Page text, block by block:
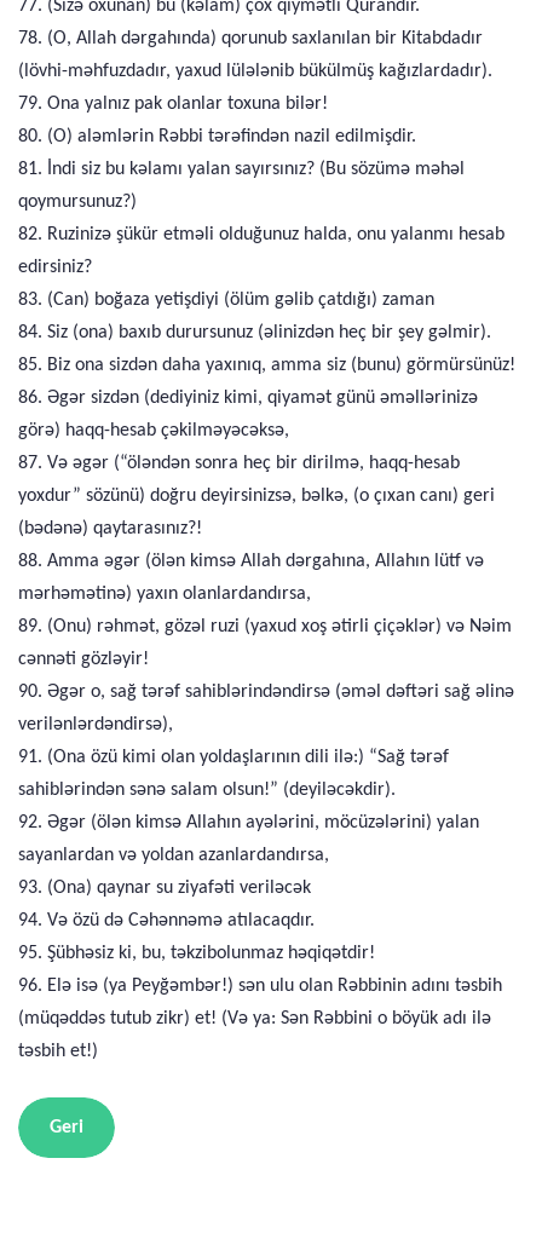
77. (Sizə oxunan) bu (kəlam) çox qiymətli Qurandır.
78. (O, Allah dərgahında) qorunub saxlanılan bir Kitabdadır
(lövhi-məhfuzdadır, yaxud lülələnib bükülmüş kağızlardadır).
79. Ona yalnız pak olanlar toxuna bilər!
80. (O) aləmlərin Rəbbi tərəfindən nazil edilmişdir.
81. İndi siz bu kəlamı yalan sayırsınız? (Bu sözümə məhəl
qoymursunuz?)
82. Ruzinizə şükür etməli olduğunuz halda, onu yalanmı hesab
edirsiniz?
83. (Can) boğaza yetişdiyi (ölüm gəlib çatdığı) zaman
84. Siz (ona) baxıb durursunuz (əlinizdən heç bir şey gəlmir).
85. Biz ona sizdən daha yaxınıq, amma siz (bunu) görmürsünüz!
86. Əgər sizdən (dediyiniz kimi, qiyamət günü əməllərinizə
görə) haqq-hesab çəkilməyəcəksə,
87. Və əgər (“öləndən sonra heç bir dirilmə, haqq-hesab
yoxdur” sözünü) doğru deyirsinizsə, bəlkə, (o çıxan canı) geri
(bədənə) qaytarasınız?!
88. Amma əgər (ölən kimsə Allah dərgahına, Allahın lütf və
mərhəmətinə) yaxın olanlardandırsa,
89. (Onu) rəhmət, gözəl ruzi (yaxud xoş ətirli çiçəklər) və Nəim
cənnəti gözləyir!
90. Əgər o, sağ tərəf sahiblərindəndirsə (əməl dəftəri sağ əlinə
verilənlərdəndirsə),
91. (Ona özü kimi olan yoldaşlarının dili ilə:) “Sağ tərəf
sahiblərindən sənə salam olsun!” (deyiləcəkdir).
92. Əgər (ölən kimsə Allahın ayələrini, möcüzələrini) yalan
sayanlardan və yoldan azanlardandırsa,
93. (Ona) qaynar su ziyafəti veriləcək
94. Və özü də Cəhənnəmə atılacaqdır.
95. Şübhəsiz ki, bu, təkzibolunmaz həqiqətdir!
96. Elə isə (ya Peyğəmbər!) sən ulu olan Rəbbinin adını təsbih
(müqəddəs tutub zikr) et! (Və ya: Sən Rəbbini o böyük adı ilə
təsbih et!)
Geri